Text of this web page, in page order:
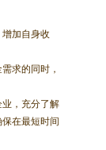
加自身收
求的同时，
，充分了解
在最短时间